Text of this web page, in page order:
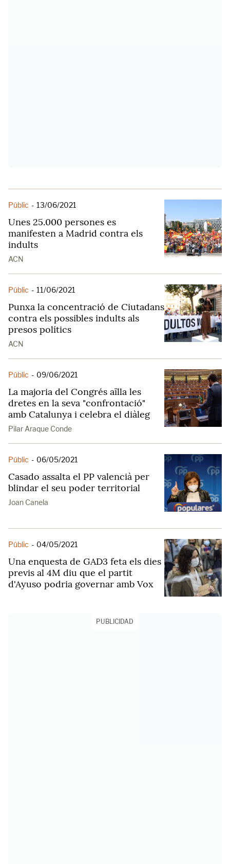
Públic - 13/06/2021
Unes 25.000 persones es
manifesten a Madrid contra els
indults
ACN
Públic - 11/06/2021
Punxa la concentració de Ciutadans
contra els possibles indults als
presos polítics
ACN
Públic - 09/06/2021
La majoria del Congrés aïlla les
dretes en la seva "confrontació"
amb Catalunya i celebra el diàleg
Pilar Araque Conde
Públic - 06/05/2021
Casado assalta el PP valencià per
blindar el seu poder territorial
Joan Canela
Públic - 04/05/2021
Una enquesta de GAD3 feta els dies
previs al 4M diu que el partit
d'Ayuso podria governar amb Vox
PUBLICIDAD